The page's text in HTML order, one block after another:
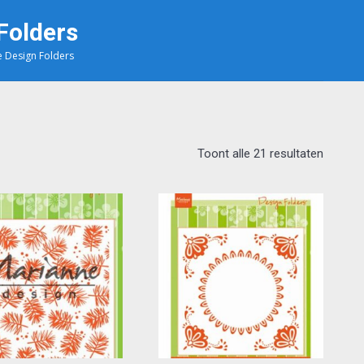
Design Folders
Toont alle 21 resultaten